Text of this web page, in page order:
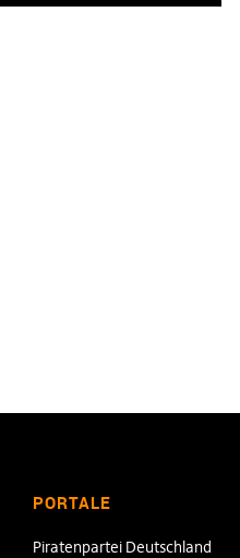
PORTALE
Piratenpartei Deutschland